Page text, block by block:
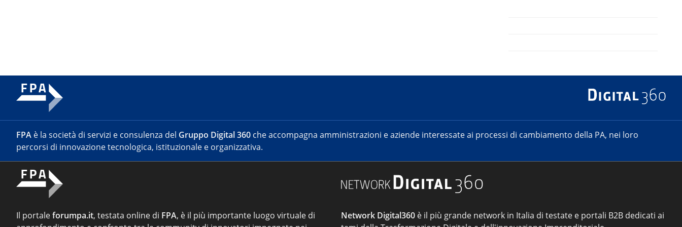
FPA è la società di servizi e consulenza del Gruppo Digital 360 che accompagna amministrazioni e aziende interessate ai processi di cambiamento della PA, nei loro
percorsi di innovazione tecnologica, istituzionale e organizzativa.
Il portaleforumpa.it, testata online di FPA, è il più importante luogo virtuale di
Network Digital360 è il più grande network in Italia di testate e portali B2B dedicati ai